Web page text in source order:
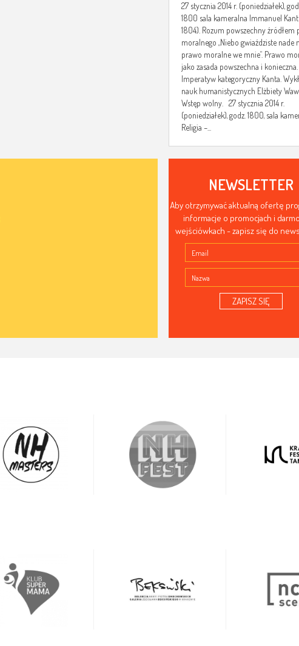
27 stycznia 2014 r. (poniedziałek),
1800 sala kameralna Immanuel Kant
1804). Rozum powszechny źródłem
moralnego „Niebo gwiaździste nade
prawo moralne we mnie”. Prawo
jako zasada powszechna i konieczna.
Imperatyw kategoryczny Kanta.
nauk humanistycznych Elżbiety
Wstęp wolny. 27 stycznia 2014 r.
(poniedziałek), godz. 1800, sala
Religia –...
NEWSLETTER
Aby otrzymywać aktualną ofertę
informacje o promocjach i
wejściówkach - zapisz się do
ZAPISZ SIĘ